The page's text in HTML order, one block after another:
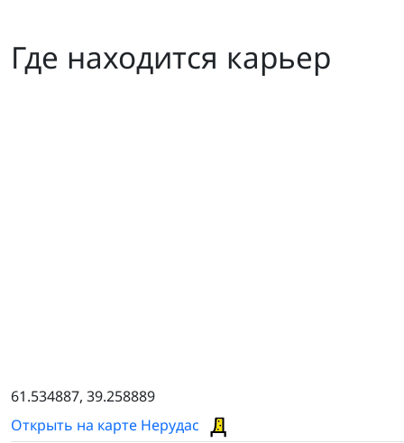
Где находится карьер
61.534887, 39.258889
Открыть на карте Нерудас